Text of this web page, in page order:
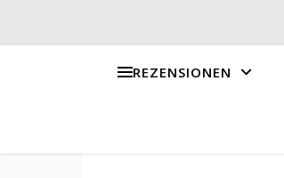
REZENSIONEN